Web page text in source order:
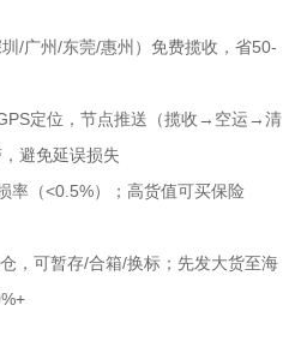
/广州/东莞/惠州）免费揽收，省50-
定位，节点推送（揽收→空运→清
避免延误损失
率（<0.5%）；高货值可买保险
，可暂存/合箱/换标；先发大货至海